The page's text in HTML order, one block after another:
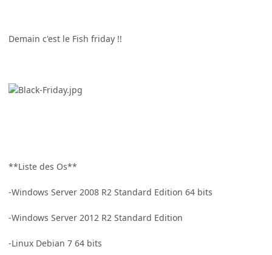
Demain c'est le Fish friday !!
**Liste des Os**
-Windows Server 2008 R2 Standard Edition 64 bits
-Windows Server 2012 R2 Standard Edition
-Linux Debian 7 64 bits